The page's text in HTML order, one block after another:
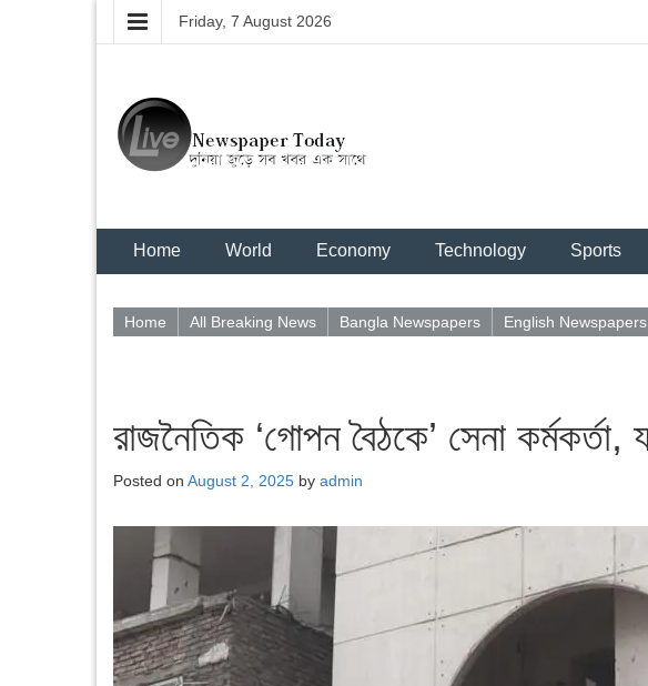
Friday, 7 August 2026
Home World Economy Technology Sports
Home All Breaking News Bangla Newspapers English Newspapers
রাজনৈতিক ‘গোপন বৈঠকে’ সেনা কর্মকর্তা,
Posted on August 2, 2025 by admin